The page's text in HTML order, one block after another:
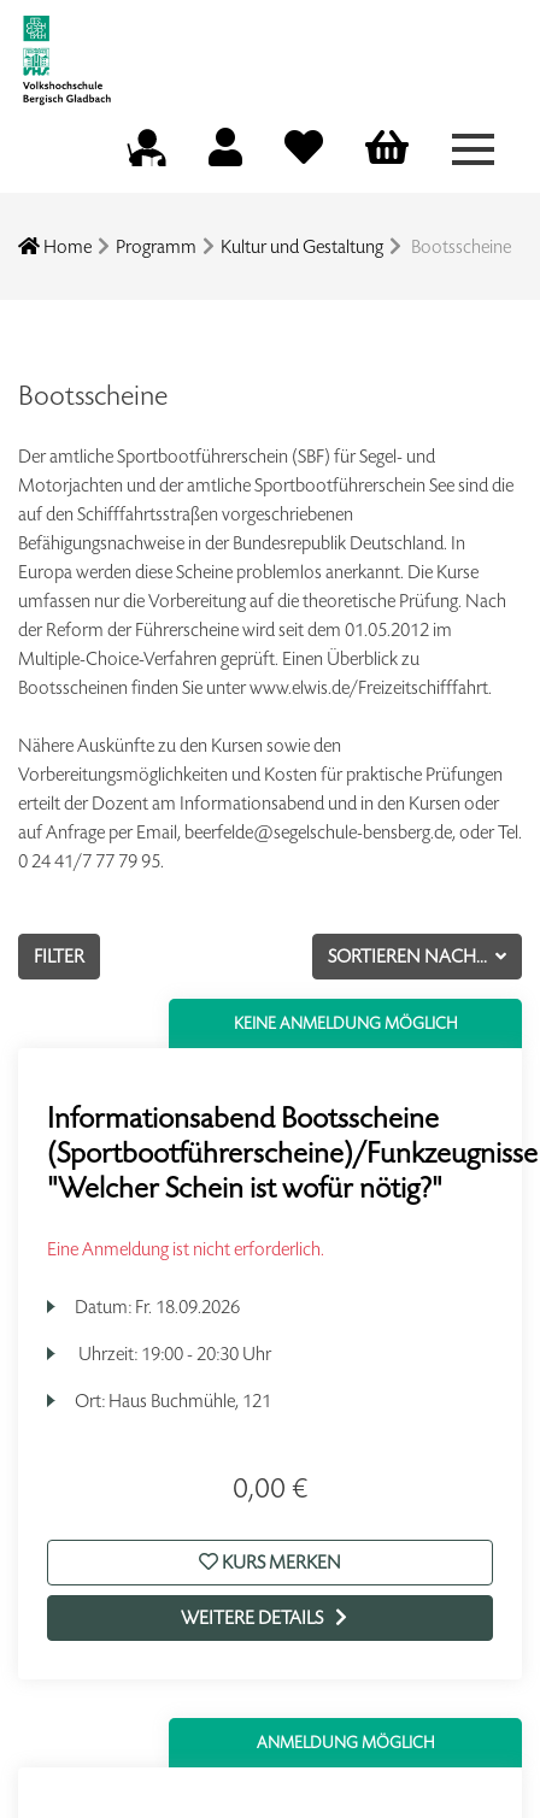
Menü
Home Programm Kultur und Gestaltung Bootsscheine
Bootsscheine
Der amtliche Sportbootführerschein (SBF) für Segel- und
Motorjachten und der amtliche Sportbootführerschein See sind die
auf den Schifffahrtsstraßen vorgeschriebenen
Befähigungsnachweise in der Bundesrepublik Deutschland. In
Europa werden diese Scheine problemlos anerkannt. Die Kurse
umfassen nur die Vorbereitung auf die theoretische Prüfung. Nach
der Reform der Führerscheine wird seit dem 01.05.2012 im
Multiple-Choice-Verfahren geprüft. Einen Überblick zu
Bootsscheinen finden Sie unter www.elwis.de/Freizeitschifffahrt.
Nähere Auskünfte zu den Kursen sowie den
Vorbereitungsmöglichkeiten und Kosten für praktische Prüfungen
erteilt der Dozent am Informationsabend und in den Kursen oder
auf Anfrage per Email, beerfelde@segelschule-bensberg.de, oder Tel.
0 24 41/7 77 79 95.
SORTIEREN NACH...
FILTER
KEINE ANMELDUNG MÖGLICH
Informationsabend Bootsscheine
(Sportbootführerscheine)/
"Welcher Schein ist wofür nötig?"
Eine Anmeldung ist nicht erforderlich.
Datum: Fr. 18.09.2026
Uhrzeit: 19:00 - 20:30 Uhr
Ort: Haus Buchmühle, 121
0,00 €
KURS MERKEN
WEITERE DETAILS
ANMELDUNG MÖGLICH